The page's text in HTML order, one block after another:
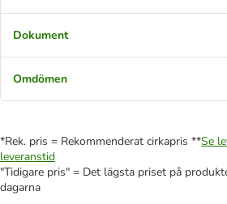
Dokument
Omdömen
*Rek. pris = Rekommenderat cirkapris **Se
leveranstid
"Tidigare pris" = Det lägsta priset på
dagarna